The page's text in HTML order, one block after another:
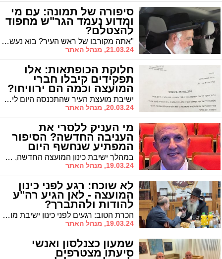
סיפורה של תמונה: עם מי
ומדוע נעמד הגר"ש מחפוד
להצטלם?
"אתה מקורבו של ראש העיר? בוא נעשה תמונה יחד". כך אמר מרן הגר"ש מחפוד במהלך ביקורו בעיר לפני מס' חודשים
21.03.24, מנהל האתר
חלוקת הכופתאות: אלו
תפקידים קיבלו חברי
המועצה וכמה הם ירוויחו?
ישיבת מועצת העיר שהתכנסה היום לישיבתה הראשונה אישרה את שכרם של סגני ראש העיר. כן אושרו התפקידים של חברי המועצה. וכמה ירוויחו עוזרי הסגנים? כל הפרטים
20.03.24, מנהל האתר
מי העניק ללסרי את
העניבה החדשה? הסיפור
המפתיע שנחשף היום
במהלך ישיבת כינון המועצה החדשה, בירך לסרי 'שהחיינו' על עניבה חדשה וגילה את הסיפור שעומד מאחוריהבישיבת כינון המועצה בירך לסרי 'שהחיינו' על עניבה חדשה, וגילה מי העניק לו אותה
19.03.24, מנהל האתר
לא שוכח: רגע לפני כינון
המועצה - לאן הגיע רה"ע
להודות ולהתברך?
הכרת הטוב: רגעים לפני כינון ישיבת מועצת העיר החגיגית ה-12 ועם היכנסו לתפקידו בפעם הרביעית, ראש העיר ד"ר לסרי הגיע להתברך אצל הגר"מ אבוחצירא ולהודות על התמיכה בו
19.03.24, מנהל האתר
שמעון כצנלסון ואנשי
סיעתו מצטרפים